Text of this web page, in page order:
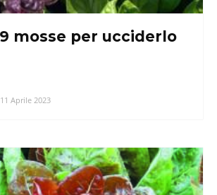
mosse per ucciderlo
11 Aprile 2023